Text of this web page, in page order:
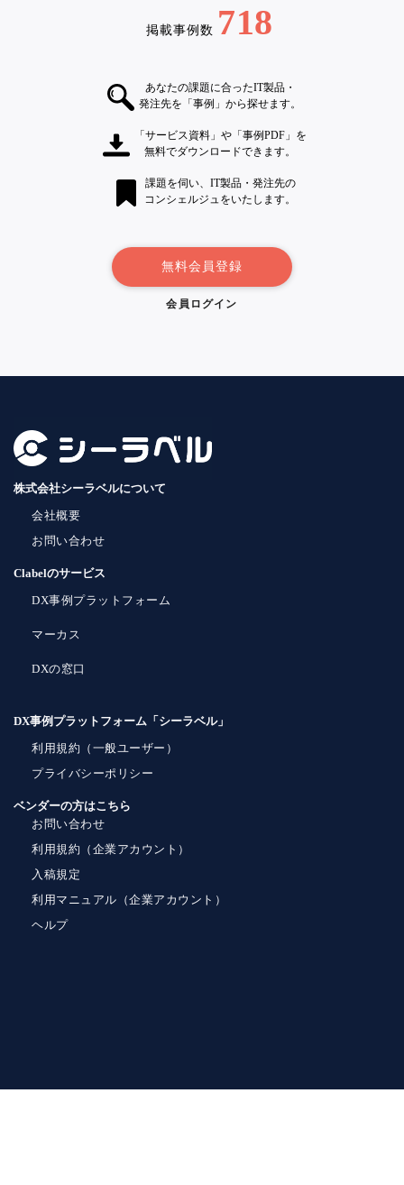
掲載事例数 718
あなたの課題に合ったIT製品・
発注先を「事例」から探せます。
「サービス資料」や「事例PDF」を
無料でダウンロードできます。
課題を伺い、IT製品・発注先の
コンシェルジュをいたします。
無料会員登録
会員ログイン
株式会社シーラベルについて
会社概要
お問い合わせ
Clabelのサービス
DX事例プラットフォーム
マーカス
DXの窓口
DX事例プラットフォーム「シーラベル」
利用規約（一般ユーザー）
プライバシーポリシー
ベンダーの方はこちら
お問い合わせ
利用規約（企業アカウント）
入稿規定
利用マニュアル（企業アカウント）
ヘルプ